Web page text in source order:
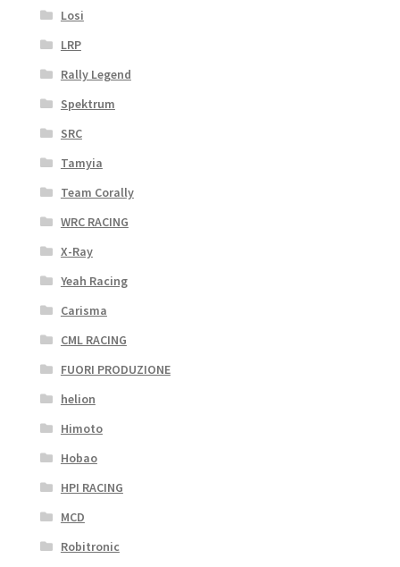
Losi
LRP
Rally Legend
Spektrum
SRC
Tamyia
Team Corally
WRC RACING
X-Ray
Yeah Racing
Carisma
CML RACING
FUORI PRODUZIONE
helion
Himoto
Hobao
HPI RACING
MCD
Robitronic